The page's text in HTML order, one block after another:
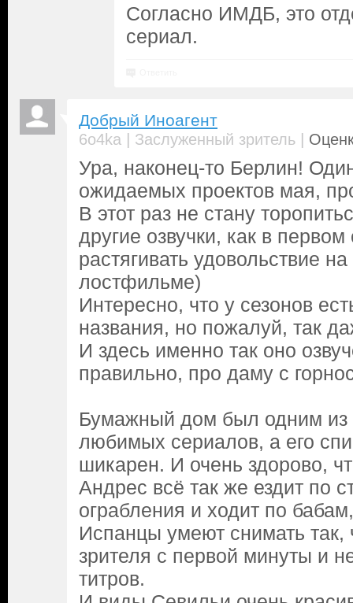
Согласно ИМДБ, это
сериал.
Добрый Иноагент
6o4ka | Заслуженный зритель |
Ура, наконец-то Берлин!
ожидаемых проектов мая,
В этот раз не стану
другие озвучки, как в первом
растягивать удовольствие
лостфильме)
Интересно, что у сезонов
названия, но пожалуй, так
И здесь именно так оно
правильно, про даму с
Бумажный дом был одним
любимых сериалов, а его
шикарен. И очень здорово,
Андрес всё так же ездит по
ограбления и ходит по
Испанцы умеют снимать так,
зрителя с первой минуты и
титров.